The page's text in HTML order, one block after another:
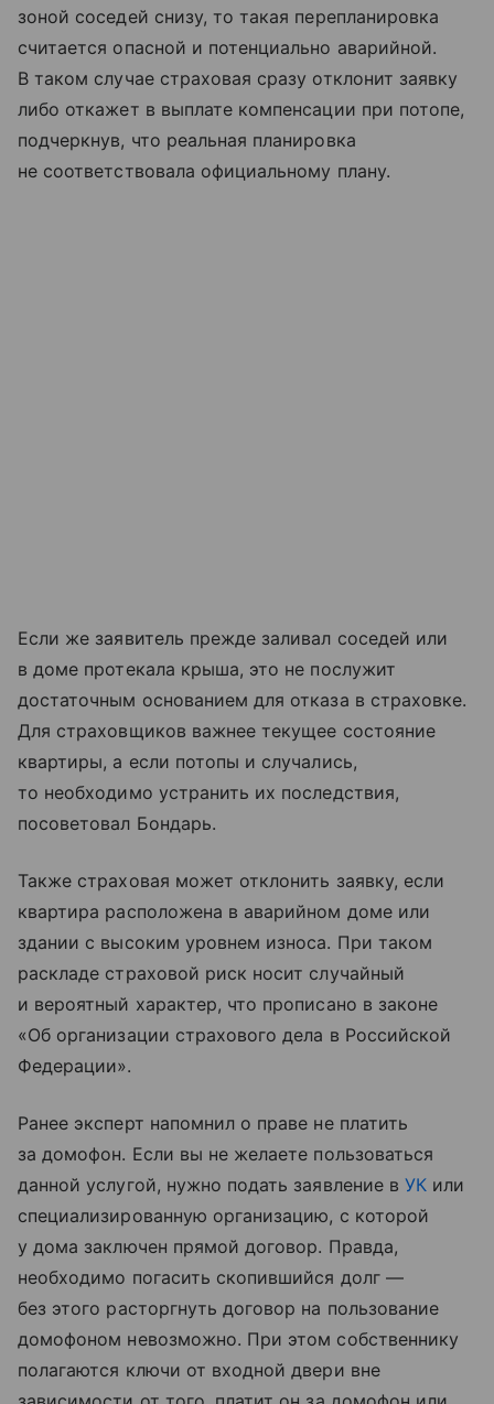
зоной соседей снизу, то такая перепланировка
считается опасной и потенциально аварийной.
В таком случае страховая сразу отклонит заявку
либо откажет в выплате компенсации при потопе,
подчеркнув, что реальная планировка
не соответствовала официальному плану.
Если же заявитель прежде заливал соседей или
в доме протекала крыша, это не послужит
достаточным основанием для отказа в страховке.
Для страховщиков важнее текущее состояние
квартиры, а если потопы и случались,
то необходимо устранить их последствия,
посоветовал Бондарь.
Также страховая может отклонить заявку, если
квартира расположена в аварийном доме или
здании с высоким уровнем износа. При таком
раскладе страховой риск носит случайный
и вероятный характер, что прописано в законе
«Об организации страхового дела в Российской
Федерации».
Ранее эксперт напомнил о праве не платить
за домофон. Если вы не желаете пользоваться
данной услугой, нужно подать заявление в УК или
специализированную организацию, с которой
у дома заключен прямой договор. Правда,
необходимо погасить скопившийся долг —
без этого расторгнуть договор на пользование
домофоном невозможно. При этом собственнику
полагаются ключи от входной двери вне